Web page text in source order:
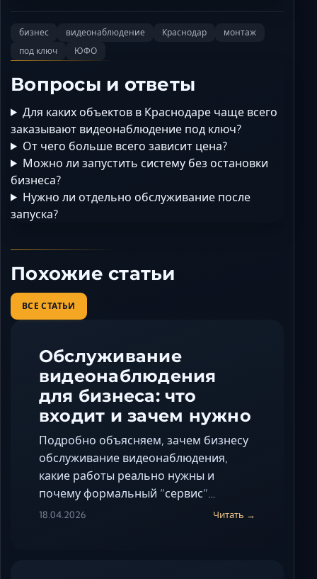
бизнес видеонаблюдение Краснодар
монтаж
под ключ
ЮФО
Вопросы и ответы
Для каких объектов в Краснодаре чаще всего
заказывают видеонаблюдение под ключ?
От чего больше всего зависит цена?
Можно ли запустить систему без остановки
бизнеса?
Нужно ли отдельно обслуживание после
запуска?
Похожие статьи
ВСЕ СТАТЬИ
Обслуживание
видеонаблюдения
для бизнеса: что
входит и зачем нужно
Подробно объясняем, зачем бизнесу
обслуживание видеонаблюдения,
какие работы реально нужны и
почему формальный “сервис”…
18.04.2026 Читать →